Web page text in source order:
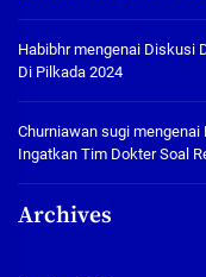
Habibhrmengenai Diskusi
Di Pilkada 2024
Churniawan sugi mengenai
Ingatkan Tim Dokter Soal
Archives